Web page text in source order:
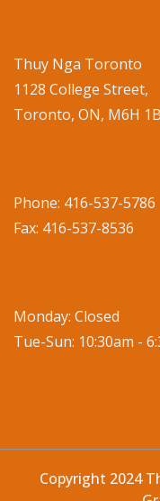
Thuy Nga Toronto
1128 College Street,
Toronto, ON, M6H
Phone: 416-537-5786
Fax: 416-537-8536
Monday: Closed
Tue-Sun: 10:30am -
Copyright 2024